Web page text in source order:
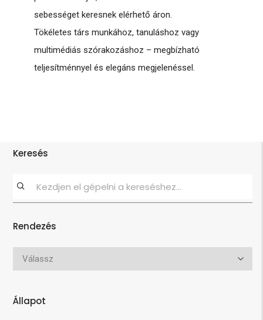
sebességet keresnek elérhető áron.
Tökéletes társ munkához, tanuláshoz vagy
multimédiás szórakozáshoz – megbízható
teljesítménnyel és elegáns megjelenéssel.
Keresés
Rendezés
Állapot